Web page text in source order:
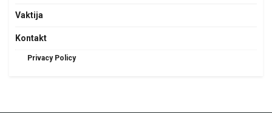
Vaktija
Kontakt
Privacy Policy